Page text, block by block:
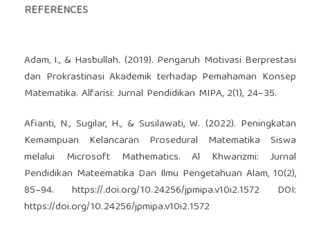
REFERENCES
Adam, I., & Hasbullah. (2019). Pengaruh Motivasi Berprestasi
dan Prokrastinasi Akademik terhadap Pemahaman Konsep
Matematika. Alfarisi: Jurnal Pendidikan MIPA, 2(1), 24–35.
Afianti, N., Sugilar, H., & Susilawati, W. (2022). Peningkatan
Kemampuan Kelancaran Prosedural Matematika Siswa
melalui Microsoft Mathematics. Al Khwarizmi: Jurnal
Pendidikan Mateematika Dan Ilmu Pengetahuan Alam, 10(2),
85–94. https://.doi.org/10.24256/jpmipa.v10i2.1572 DOI:
https://doi.org/10.24256/jpmipa.v10i2.1572